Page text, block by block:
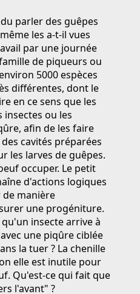
parler des guêpes
les a-t-il vues
par une journée
de piqueurs ou
5000 espèces
différentes, dont le
en ce sens que les
insectes ou les
afin de les faire
cavités préparées
les larves de guêpes.
occuper. Le petit
d'actions logiques
manière
une progéniture.
insecte arrive à
une piqûre ciblée
la tuer ? La chenille
elle est inutile pour
Qu'est-ce qui fait que
l'avant" ?